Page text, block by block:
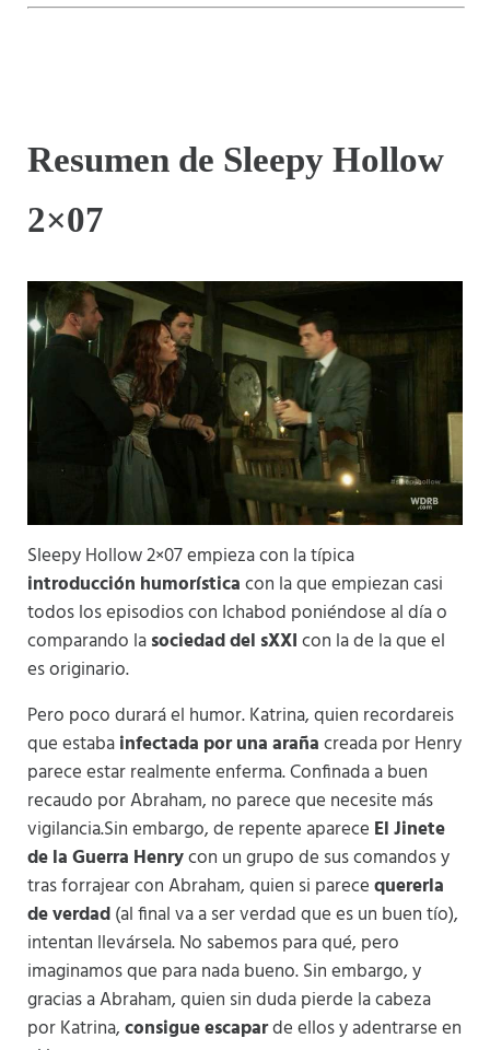
Resumen de Sleepy Hollow
2×07
Sleepy Hollow 2×07 empieza con la típica
introducción humorísticacon la que empiezan casi
todos los episodios con Ichabod poniéndose al día o
comparando lasociedad del sXXIcon la de la que el
es originario.
Pero poco durará el humor. Katrina, quien recordareis
que estabainfectada por una arañacreada por Henry
parece estar realmente enferma. Confinada a buen
recaudo por Abraham, no parece que necesite más
vigilancia.Sin embargo, de repente aparece El Jinete
de la Guerra Henrycon un grupo de sus comandos y
tras forrajear con Abraham, quien si parecequererla
de verdad(al final va a ser verdad que es un buen tío),
intentan llevársela. No sabemos para qué, pero
imaginamos que para nada bueno. Sin embargo, y
gracias a Abraham, quien sin duda pierde la cabeza
por Katrina,consigue escaparde ellos y adentrarse en